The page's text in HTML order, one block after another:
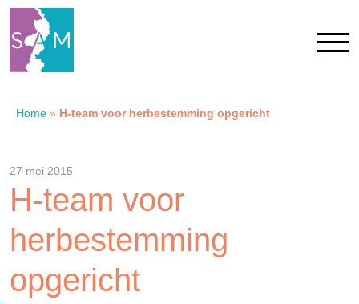
Contact
SAM Limburg
Actueel
Home » H-team voor herbestemming opgericht
27 mei 2015
H-team voor
herbestemming
opgericht